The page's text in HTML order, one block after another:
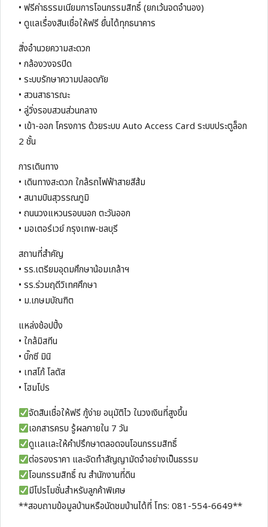
• ฟรีค่าธรรมเนียมการโอนกรรมสิทธิ์ (ยกเว้นจดจำนอง)
• ดูแลเรื่องสินเชื่อให้ฟรี ยื่นได้ทุกธนาคาร
สิ่งอำนวยความสะดวก
• กล้องวงจรปิด
• ระบบรักษาความปลอดภัย
• สวนสาธารณะ
• ลู่วิ่งรอบสวนส่วนกลาง
• เข้า-ออก โครงการ ด้วยระบบ Auto Access Card ระบบประตูล็อก
2 ชั้น
การเดินทาง
• เดินทางสะดวก ใกล้รถไฟฟ้าสายสีส้ม
• สนามบินสุวรรณภูมิ
• ถนนวงแหวนรอบนอก ตะวันออก
• มอเตอร์เวย์ กรุงเทพ-ชลบุรี
สถานที่สำคัญ
• รร.เตรียมอุดมศึกษาน้อมเกล้าฯ
• รร.ร่วมฤดีวิเทศศึกษา
• ม.เกษมบัณฑิต
แหล่งช้อปปิ้ง
• ใกล้มิสทีน
• บิ๊กซี มินิ
• เทสโก้ โลตัส
• โฮมโปร
จัดสินเชื่อให้ฟรี กู้ง่าย อนุมัติไว ในวงเงินที่สูงขึ้น
เอกสารครบ รู้ผลภายใน 7 วัน
ดูเเลเเละให้คำปรึกษาตลอดจนโอนกรรมสิทธิ์
ต่อรองราคา และจัดทำสัญญามัดจำอย่างเป็นธรรม
โอนกรรมสิทธิ์ ณ สำนักงานที่ดิน
มีโปรโมชั่นสำหรับลูกค้าพิเศษ
**สอบถามข้อมูลบ้านหรือนัดชมบ้านได้ที่ โทร: 081-554-6649**